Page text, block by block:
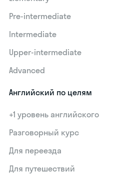
Pre-intermediate
Intermediate
Upper-intermediate
Advanced
Английский по целям
+1 уровень английского
Разговорный курс
Для переезда
Для путешествий